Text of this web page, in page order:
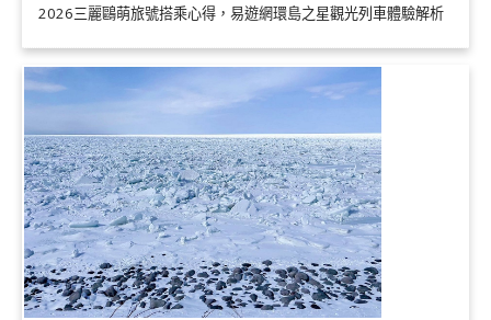
2026三麗鷗萌旅號搭乘心得，易遊網環島之星觀光列車體驗解析